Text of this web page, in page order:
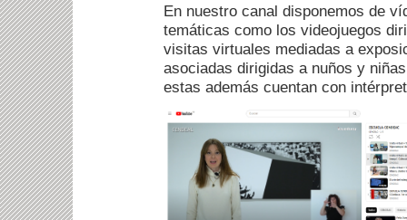
En nuestro canal disponemos de
temáticas como los videojuegos
visitas virtuales mediadas a
asociadas dirigidas a nuños y
estas además cuentan con